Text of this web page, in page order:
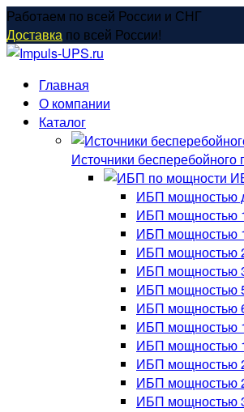
Перейти
к
содержанию
Работаем по всей России и СНГ
Доставка по всей России!
Главная
О компании
Каталог
Источники бесперебойного
ИБП мощностью
ИБП мощностью
ИБП мощностью
ИБП мощностью
ИБП мощностью
ИБП мощностью
ИБП мощностью
ИБП мощностью
ИБП мощностью
ИБП мощностью
ИБП мощностью
ИБП мощностью